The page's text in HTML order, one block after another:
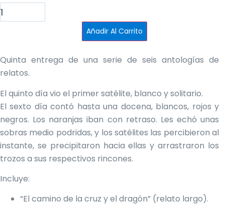
Los
reyes
de
Añadir Al Carrito
Quinta entrega de una serie de seis antologías de
relatos.
El quinto día vio el primer satélite, blanco y solitario.
El sexto día contó hasta una docena, blancos, rojos y
negros. Los naranjas iban con retraso. Les echó unas
sobras medio podridas, y los satélites las percibieron al
instante, se precipitaron hacia ellas y arrastraron los
trozos a sus respectivos rincones.
Incluye:
“El camino de la cruz y el dragón” (relato largo).